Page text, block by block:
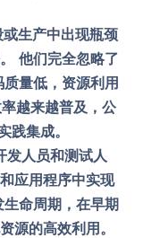
生产中出现瓶颈
他们完全忽略了
量低，资源利用
越来越普及，公
集成。
人员和测试人
应用程序中实现
命周期，在早期
源的高效利用。